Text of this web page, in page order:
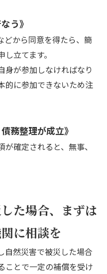
う》
どから同意を得たら、簡
立てます。
身が参加しなければなり
的に参加できないため注
務整理が成立》
確定されると、無事、
た場合、まずは
に相談を
自然災害で被災した場合
ことで一定の補償を受け